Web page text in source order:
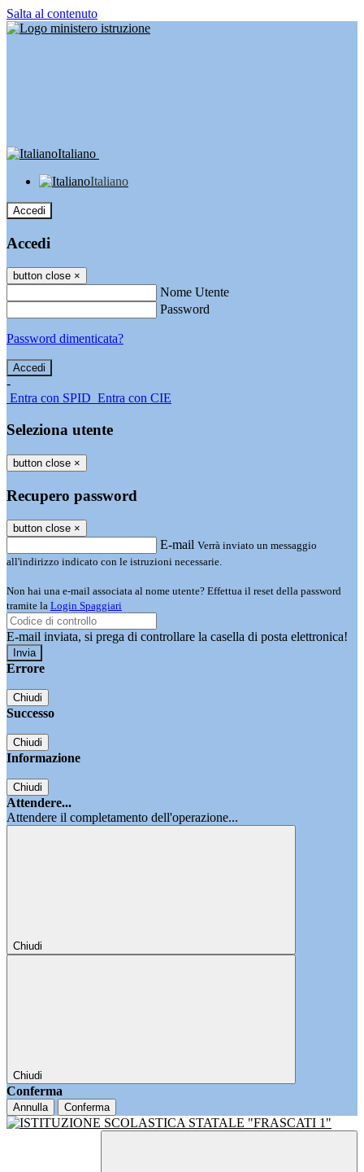
Salta al contenuto
Italiano
Italiano
Accedi
Accedi
button close ×
Nome Utente
Password
Password dimenticata?
-
Entra con SPID Entra con CIE
Seleziona utente
button close ×
Recupero password
button close ×
E-mail Verrà inviato un messaggio
all'indirizzo indicato con le istruzioni necessarie.
Non hai una e-mail associata al nome utente? Effettua il reset della password
tramite la Login Spaggiari
E-mail inviata, si prega di controllare la casella di posta elettronica!
Errore
Chiudi
Successo
Chiudi
Informazione
Chiudi
Attendere...
Attendere il completamento dell'operazione...
Chiudi
Chiudi
Conferma
Annulla Conferma